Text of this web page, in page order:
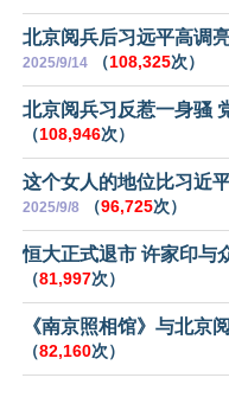
北京阅兵后习远平高调
2025/9/14 （108,325次）
北京阅兵习反惹一身骚
（108,946次）
这个女人的地位比习近
2025/9/8 （96,725次）
恒大正式退市 许家印与
（81,997次）
《南京照相馆》与北京
（82,160次）